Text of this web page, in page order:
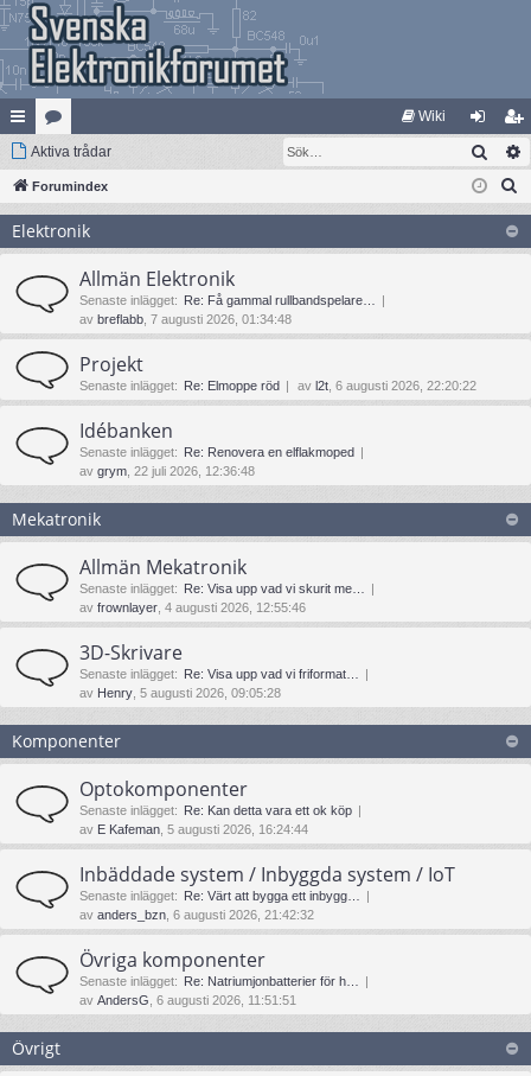
na
bb
lä
nk
ar
at
eg
ori
er
Wiki
og
ga
li
m
ed
le
Aktiva trådar Sök
Forumindex
Elektronik
Allmän Elektronik
Senaste inlägget: Re: Få gammal rullbandspelare…
av breflabb , 7 augusti 2026, 01:34:48
Projekt
Senaste inlägget: Re: Elmoppe röd av l2t , 6 augusti 2026, 22:20:22
Idébanken
Senaste inlägget: Re: Renovera en elflakmoped
av grym , 22 juli 2026, 12:36:48
Mekatronik
Allmän Mekatronik
Senaste inlägget: Re: Visa upp vad vi skurit me…
av frownlayer , 4 augusti 2026, 12:55:46
3D-Skrivare
Senaste inlägget: Re: Visa upp vad vi friformat…
av Henry , 5 augusti 2026, 09:05:28
Komponenter
Optokomponenter
Senaste inlägget: Re: Kan detta vara ett ok köp
av E Kafeman , 5 augusti 2026, 16:24:44
Inbäddade system / Inbyggda system / IoT
Senaste inlägget: Re: Värt att bygga ett inbygg…
av anders_bzn , 6 augusti 2026, 21:42:32
Övriga komponenter
Senaste inlägget: Re: Natriumjonbatterier för h…
av AndersG , 6 augusti 2026, 11:51:51
Övrigt